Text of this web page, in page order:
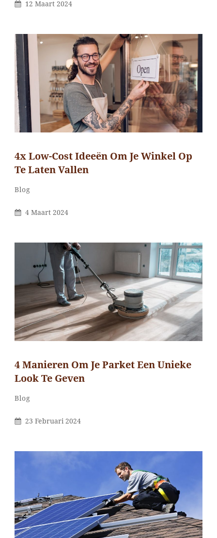
Gepubliceerd
12 Maart 2024
4x Low-Cost Ideeën Om Je Winkel Op
Te Laten Vallen
Categorieën
Blog
Gepubliceerd
4 Maart 2024
4 Manieren Om Je Parket Een Unieke
Look Te Geven
Categorieën
Blog
Gepubliceerd
23 Februari 2024